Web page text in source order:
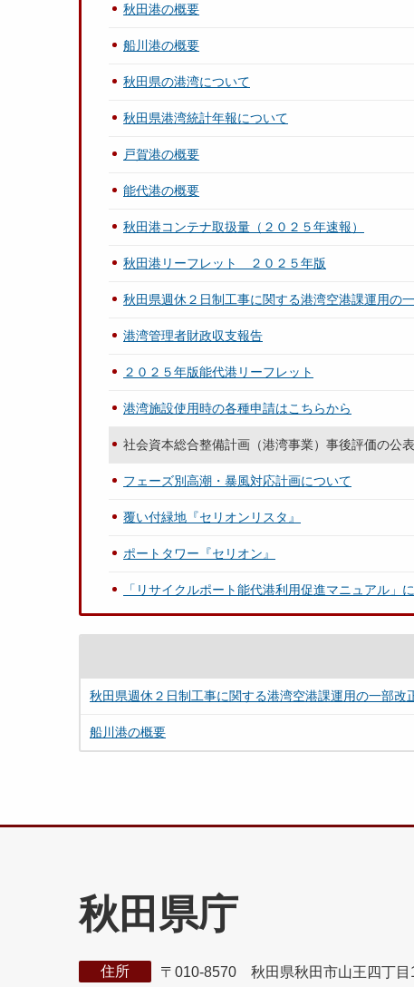
秋田港の概要
船川港の概要
秋田県の港湾について
秋田県港湾統計年報について
戸賀港の概要
能代港の概要
秋田港コンテナ取扱量（２０２５年速報）
秋田港リーフレット ２０２５年版
秋田県週休２日制工事に関する港湾空港課運用の
港湾管理者財政収支報告
２０２５年版能代港リーフレット
港湾施設使用時の各種申請はこちらから
社会資本総合整備計画（港湾事業）事後評価の公
フェーズ別高潮・暴風対応計画について
覆い付緑地『セリオンリスタ』
ポートタワー『セリオン』
「リサイクルポート能代港利用促進マニュアル」
秋田県週休２日制工事に関する港湾空港課運用の一部改
船川港の概要
秋田県庁
住所 〒010-8570 秋田県秋田市山王四丁目